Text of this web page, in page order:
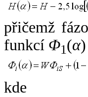
přičemž
funkcí Φ1(α
kde